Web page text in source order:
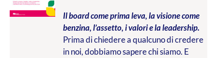
Il board come prima leva, la visione come
benzina, l’assetto, i valori e la leadership.
Prima di chiedere a qualcuno di credere
in noi, dobbiamo sapere chi siamo. E